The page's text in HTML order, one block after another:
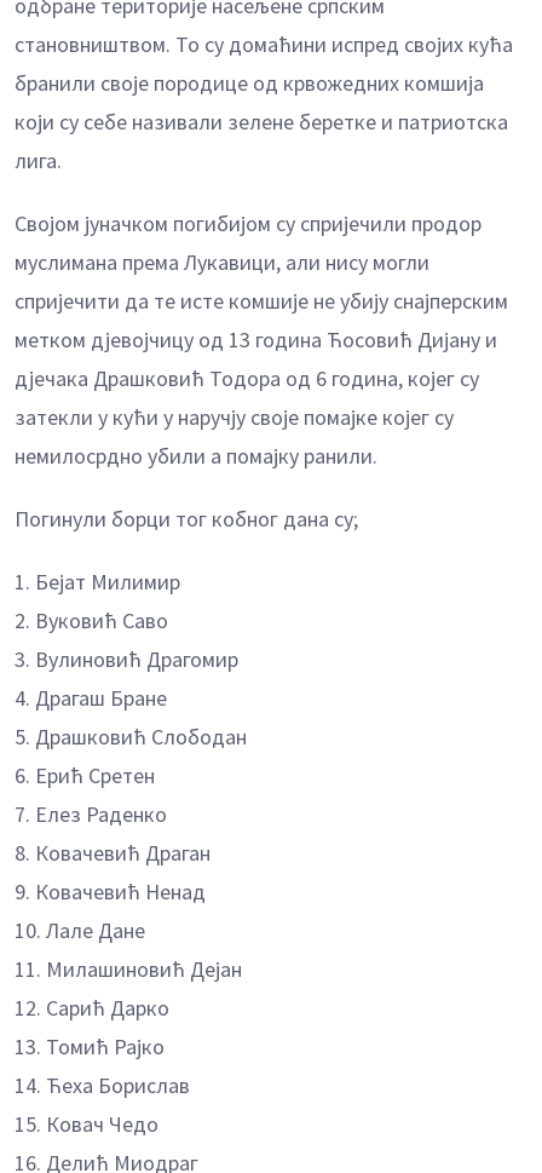
одбране територије насељене српским
становништвом. То су домаћини испред својих кућа
бранили своје породице од крвожедних комшија
који су себе називали зелене беретке и патриотска
лига.
Својом јуначком погибијом су спријечили продор
муслимана према Лукавици, али нису могли
спријечити да те исте комшије не убију снајперским
метком дјевојчицу од 13 година Ћосовић Дијану и
дјечака Драшковић Тодора од 6 година, којег су
затекли у кући у наручју своје помајке којег су
немилосрдно убили а помајку ранили.
Погинули борци тог кобног дана су;
1. Бејат Милимир
2. Вуковић Саво
3. Вулиновић Драгомир
4. Драгаш Бране
5. Драшковић Слободан
6. Ерић Сретен
7. Елез Раденко
8. Ковачевић Драган
9. Ковачевић Ненад
10. Лале Дане
11. Милашиновић Дејан
12. Сарић Дарко
13. Томић Рајко
14. Ћеха Борислав
15. Ковач Чедо
16. Делић Миодраг